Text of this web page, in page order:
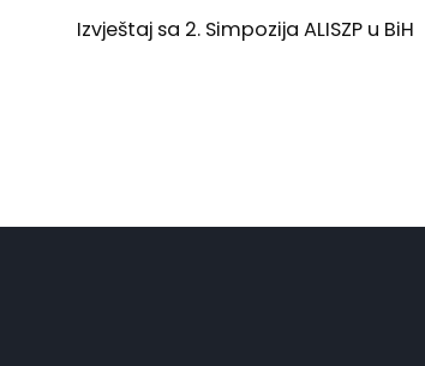
Izvještaj sa 2. Simpozija ALISZP u BiH